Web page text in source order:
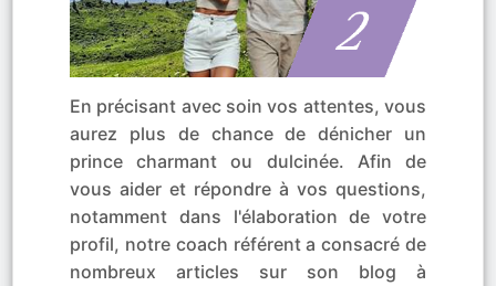
En précisant avec soin vos attentes, vous
aurez plus de chance de dénicher un
prince charmant ou dulcinée. Afin de
vous aider et répondre à vos questions,
notamment dans l'élaboration de votre
profil, notre coach référent a consacré de
nombreux articles sur son blog à